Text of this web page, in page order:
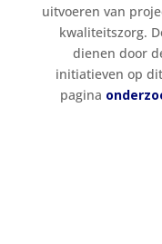
uitvoeren van
kwaliteitszorg.
dienen door
initiatieven op
pagina